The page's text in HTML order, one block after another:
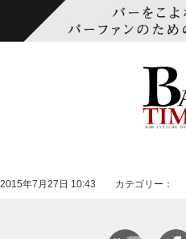
2015年7月27日 10:43 カテゴリー：